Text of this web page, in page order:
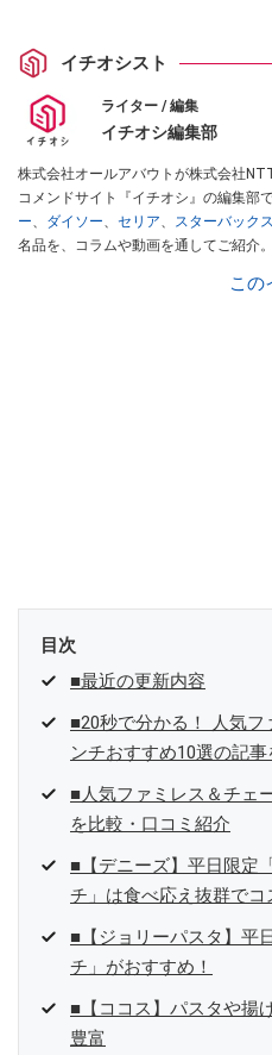
イチオシスト
ライター / 編集
イチオシ編集部
株式会社オールアバウトが株式会社
コメンドサイト『イチオシ』の編集部で
ー、 ダイソー、 セリア、 スターバックス
名品を、コラムや動画を通してご紹介
インフルエンサーが実際に使用してレ
この
目次
■最近の更新内容
■20秒で分かる！ 人気
ンチおすすめ10選の記事
■人気ファミレス＆チェ
を比較・口コミ紹介
■【デニーズ】平日限定
チ」は食べ応え抜群でコ
■【ジョリーパスタ】平
チ」がおすすめ！
■【ココス】パスタや揚
豊富